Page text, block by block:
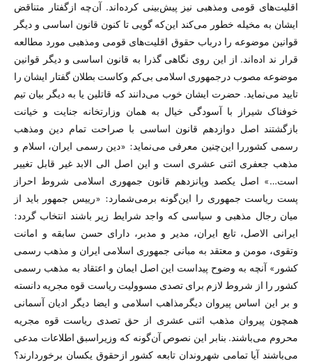
اقلیت‌های قومی ومذهبی نیز پیش‌بینی کرده‌اند. آن‌چه ازگفتار متناقض
ایشان به مخیله خطور می‌کند این‌که گویی تا کنون قانون اساسی و دیگر
قوانین موضوعه را درباب حقوق اقلیت‌های قومی ومذهبی مورد مطالعه
قرار ند اده‌اند. از این روی نگاهی گذرا به قانون اساسی و دیگر قوانین
موضوعه مصوب درجمهوری اسلامی بی‌کم وکاست بطلان گفتار ایشان را
تایید می‌نماید. حضرت ایشان خوب می‌دانند که قاتلین یا به دیگر بیان تیم
خوفناک شیراز با آسودگی خیال به‌‌‌ همان وزارتخانه جنایت و خیانت
بازگشتند اصل دوازدهم قانون اساسی با صراحت تمام دین ومذهب
رسمی کشوررا این‌چنین معرفی می‌نماید: «دین‏ رسمی‏ ایران‏، اسلام‏ و
مذهب‏ جعفری‏ اثنی‏ عشری‏ است‏ و این‏ اصل‏ الی‏ الابد غیر قابل‏ تغییر
است…» اصل یکصد وپانزدهم قانون جمهوری اسلامی شروط احراز
پست ریاست جمهوری را این‌گونه برمی‌شمارد: «رییس جمهور باید از
میان رجال مذهبی و سیاسی که واجد شرایط زیر باشند انتخاب گردد:
ایرانی الاصل، تابع ایران، مدیر و مدبر، دارای حسن سابقه و امانت
وتقوی، مومن و معتقد به مبانی جمهوری اسلامی ایران و مذهب رسمی
کشور» آنچه به وضوح پیداست این اصل ایمان و اعتقاد به مذهب رسمی
کشور را از شروط لازم برای تصدی مسوولیت ریاست قوه مجریه دانسته
و بر این اساس پیروان دیگرمذاهب اسلامی و ایضا دیگر ادیان آسمانی
همچون پیروان مذهب اثنی عشری از حق تصدی ریاست قوه مجریه
محروم می‌باشند. بنابر این نصوص آن‌گونه که وزیراسبق اطلاعات مدعی
می‌باشند آیا تمامی شهروندان تابعه کشور ازحقوق یکسان برخوردارند؟